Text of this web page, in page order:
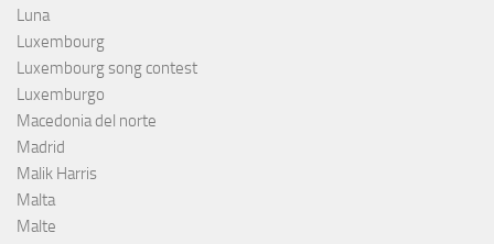
Luna
Luxembourg
Luxembourg song contest
Luxemburgo
Macedonia del norte
Madrid
Malik Harris
Malta
Malte